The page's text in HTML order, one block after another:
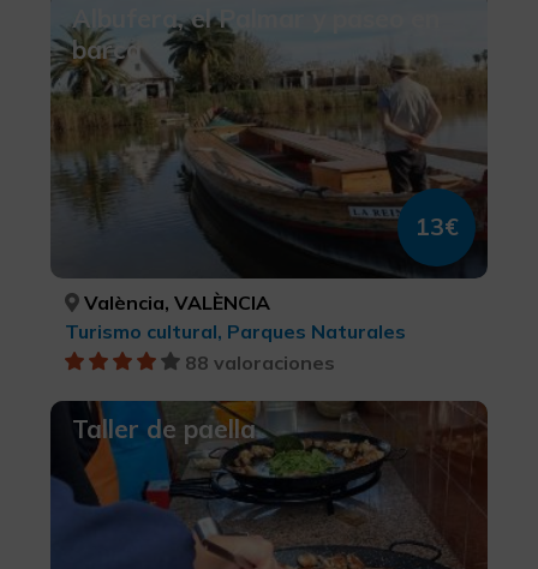
Albufera, el Palmar y paseo en
barca
13€
València, VALÈNCIA
Turismo cultural, Parques Naturales
88 valoraciones
Taller de paella